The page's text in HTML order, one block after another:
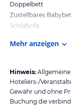
Doppelbett
Zustellbares
Schlafsofa
Mehr anzeigen
Hinweis:
Hoteliers-/
Gewähr und ohne
Buchung die